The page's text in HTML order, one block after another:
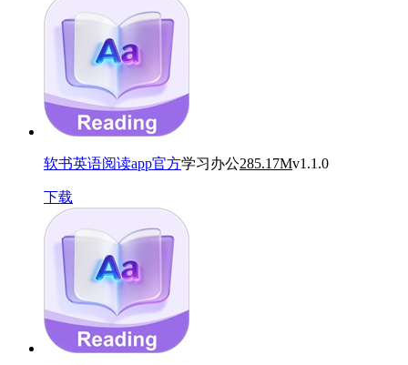
软书英语阅读app官方学习办公285.17Mv1.1.0
下载